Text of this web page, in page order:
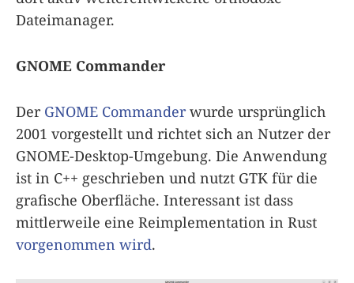
Dateimanager.
GNOME Commander
Der GNOME Commanderwurde ursprünglich
2001 vorgestellt und richtet sich an Nutzer der
GNOME-Desktop-Umgebung. Die Anwendung
ist in C++ geschrieben und nutzt GTK für die
grafische Oberfläche. Interessant ist dass
mittlerweile eine Reimplementation in Rust
vorgenommen wird.